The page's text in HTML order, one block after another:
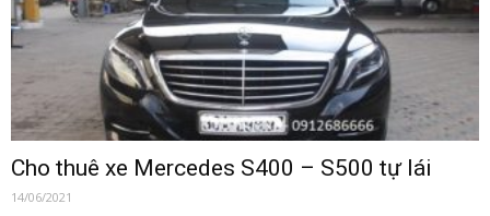
–
0912686666
Cho thuê xe Mercedes S400 – S500 tự lái
14/06/2021